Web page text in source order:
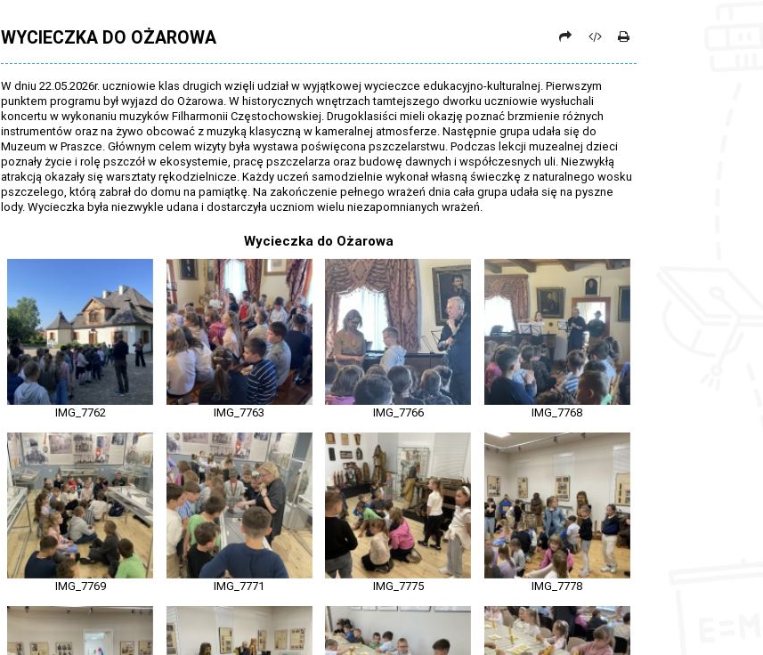
WYCIECZKA DO OŻAROWA
W dniu 22.05.2026r. uczniowie klas drugich wzięli udział w wyjątkowej wycieczce edukacyjno-kulturalnej. Pierwszym
punktem programu był wyjazd do Ożarowa. W historycznych wnętrzach tamtejszego dworku uczniowie wysłuchali
koncertu w wykonaniu muzyków Filharmonii Częstochowskiej. Drugoklasiści mieli okazję poznać brzmienie różnych
instrumentów oraz na żywo obcować z muzyką klasyczną w kameralnej atmosferze. Następnie grupa udała się do
Muzeum w Praszce. Głównym celem wizyty była wystawa poświęcona pszczelarstwu. Podczas lekcji muzealnej dzieci
poznały życie i rolę pszczół w ekosystemie, pracę pszczelarza oraz budowę dawnych i współczesnych uli. Niezwykłą
atrakcją okazały się warsztaty rękodzielnicze. Każdy uczeń samodzielnie wykonał własną świeczkę z naturalnego wosku
pszczelego, którą zabrał do domu na pamiątkę. Na zakończenie pełnego wrażeń dnia cała grupa udała się na pyszne
lody. Wycieczka była niezwykle udana i dostarczyła uczniom wielu niezapomnianych wrażeń.
Wycieczka do Ożarowa
IMG_7762 IMG_7763 IMG_7766 IMG_7768
IMG_7769 IMG_7771 IMG_7775 IMG_7778